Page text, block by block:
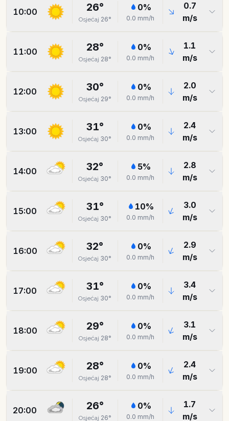
10:00 26°
Osjećaj 26°
0%
0.0 mm/h
0.7
m/s
11:00 28°
Osjećaj 28°
0%
0.0 mm/h
1.1
m/s
12:00 30°
Osjećaj 29°
0%
0.0 mm/h
2.0
m/s
13:00 31°
Osjećaj 30°
0%
0.0 mm/h
2.4
m/s
14:00 32°
Osjećaj 30°
5%
0.0 mm/h
2.8
m/s
15:00 31°
Osjećaj 30°
10%
0.0 mm/h
3.0
m/s
16:00 32°
Osjećaj 30°
0%
0.0 mm/h
2.9
m/s
17:00 31°
Osjećaj 30°
0%
0.0 mm/h
3.4
m/s
18:00 29°
Osjećaj 28°
0%
0.0 mm/h
3.1
m/s
19:00 28°
Osjećaj 28°
0%
0.0 mm/h
2.4
m/s
20:00 26°
Osjećaj 26°
0%
0.0 mm/h
1.7
m/s